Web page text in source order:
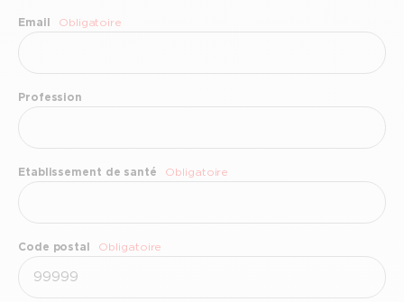
Email Obligatoire
Profession
Etablissement de santé Obligatoire
Code postal Obligatoire